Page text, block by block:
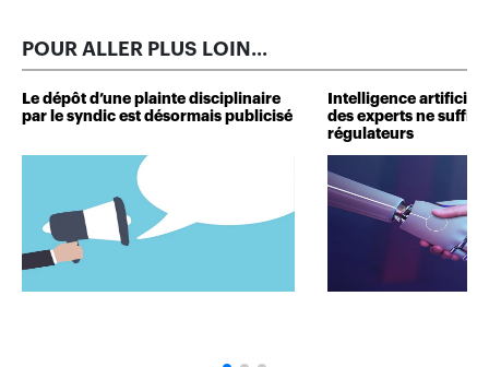
POUR ALLER PLUS LOIN...
Le dépôt d’une plainte disciplinaire
par le syndic est désormais publicisé
Intelligence
des experts ne suffit
régulateurs